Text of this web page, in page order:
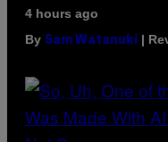
4 hours ago
By Sam Watanuki |